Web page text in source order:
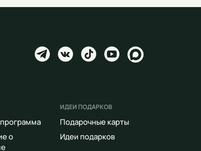
о
ИДЕИ ПОДАРКОВ
Подарочные карты
Идеи подарков